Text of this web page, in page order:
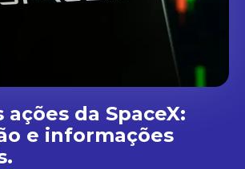
ações da SpaceX:
e informações